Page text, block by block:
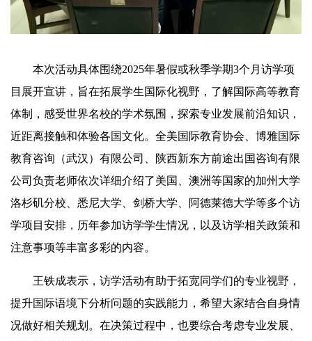
本次活动具体围绕2025年暑假或秋季学期3个月访学项
目展开宣讲，旨在拓展学生国际化视野，了解国际高等教育
体制，感受世界名校的学术氛围，探索专业发展前沿知识，
近距离接触和体验各国文化。全美国际教育协会、博雅国际
教育咨询（武汉）有限公司、陕西新东方前途出国咨询有限
公司负责老师依次详细介绍了美国、澳洲等国家的加州大学
洛杉矶分校、悉尼大学、剑桥大学、阿德莱德大学等多个访
学项目安排，历年参加访学学生情况，以及访学相关政策和
注意事项等丰富多彩的内容。
王铁成表示，访学活动有助于拓宽同学们的专业视野，
提升国际语境下分析问题的实践能力，希望大家结合自身情
况做好相关规划。在决策过程中，也要综合考虑专业发展、